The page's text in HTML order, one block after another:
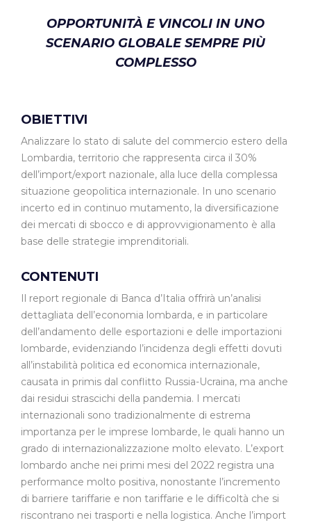
OPPORTUNITÀ E VINCOLI IN UNO
SCENARIO GLOBALE SEMPRE PIÙ
COMPLESSO
OBIETTIVI
Analizzare lo stato di salute del commercio estero della
Lombardia, territorio che rappresenta circa il 30%
dell’import/export nazionale, alla luce della complessa
situazione geopolitica internazionale. In uno scenario
incerto ed in continuo mutamento, la diversificazione
dei mercati di sbocco e di approvvigionamento è alla
base delle strategie imprenditoriali.
CONTENUTI
Il report regionale di Banca d’Italia offrirà un’analisi
dettagliata dell’economia lombarda, e in particolare
dell’andamento delle esportazioni e delle importazioni
lombarde, evidenziando l’incidenza degli effetti dovuti
all’instabilità politica ed economica internazionale,
causata in primis dal conflitto Russia-Ucraina, ma anche
dai residui strascichi della pandemia. I mercati
internazionali sono tradizionalmente di estrema
importanza per le imprese lombarde, le quali hanno un
grado di internazionalizzazione molto elevato. L’export
lombardo anche nei primi mesi del 2022 registra una
performance molto positiva, nonostante l’incremento
di barriere tariffarie e non tariffarie e le difficoltà che si
riscontrano nei trasporti e nella logistica. Anche l’import